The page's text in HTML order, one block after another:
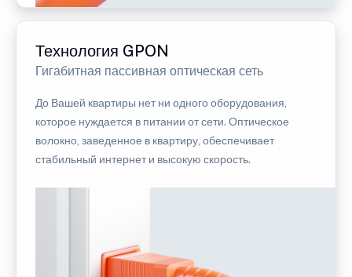
Технология GPON
Гигабитная пассивная оптическая сеть
До Вашей квартиры нет ни одного оборудования,
которое нуждается в питании от сети. Оптическое
волокно, заведенное в квартиру, обеспечивает
стабильный интернет и высокую скорость.